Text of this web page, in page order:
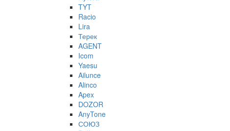
TYT
Racio
Lira
Терек
AGENT
Icom
Yaesu
Ailunce
Alinco
Apex
DOZOR
AnyTone
СОЮЗ